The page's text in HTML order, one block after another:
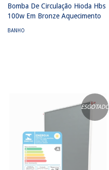
Bomba De Circulação Hioda Hbs
100w Em Bronze Aquecimento
BANHO
ESGOTADO